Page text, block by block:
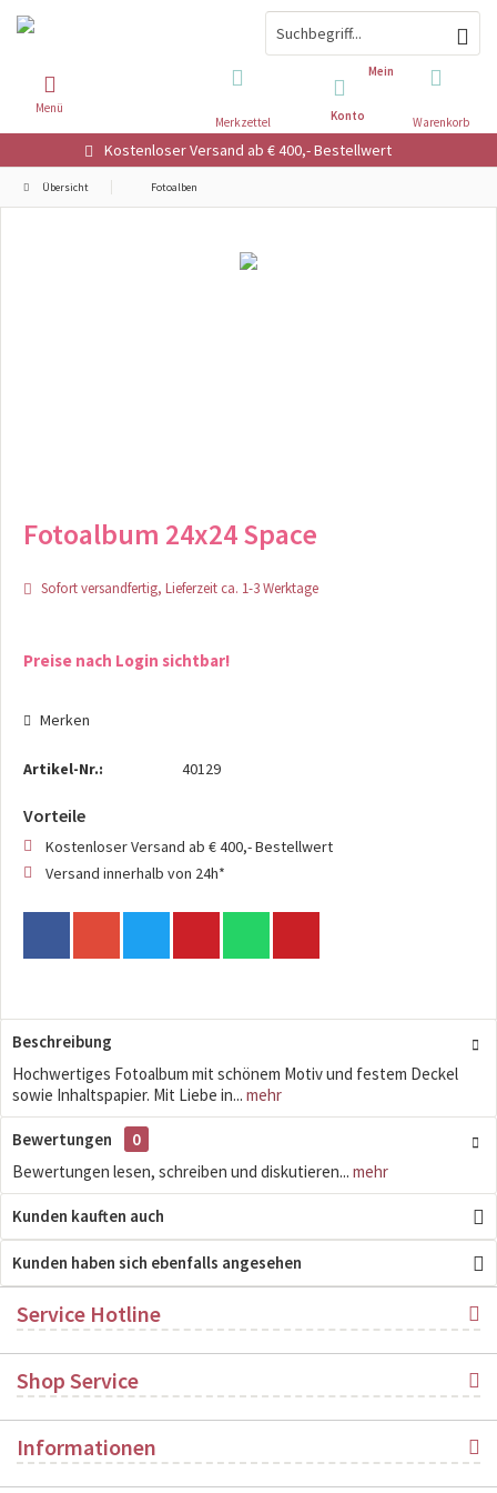
Kostenloser Versand ab € 400,- Bestellwert
Warenkorb
Merkzettel
Mein
Konto
Menü
Übersicht Fotoalben
Fotoalbum 24x24 Space
Sofort versandfertig, Lieferzeit ca. 1-3 Werktage
Preise nach Login sichtbar!
Merken
Artikel-Nr.: 40129
Vorteile
Kostenloser Versand ab € 400,- Bestellwert
Versand innerhalb von 24h*
Beschreibung
Hochwertiges Fotoalbum mit schönem Motiv und festem Deckel
sowie Inhaltspapier. Mit Liebe in... mehr
Bewertungen
0
Bewertungen lesen, schreiben und diskutieren... mehr
Kunden kauften auch
Kunden haben sich ebenfalls angesehen
Service Hotline
Shop Service
Informationen